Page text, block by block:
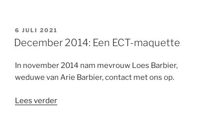
GEPLAATST
OP
6 JULI 2021
December 2014: Een ECT-maquette
In november 2014 nam mevrouw Loes Barbier,
weduwe van Arie Barbier, contact met ons op.
Lees verder“December